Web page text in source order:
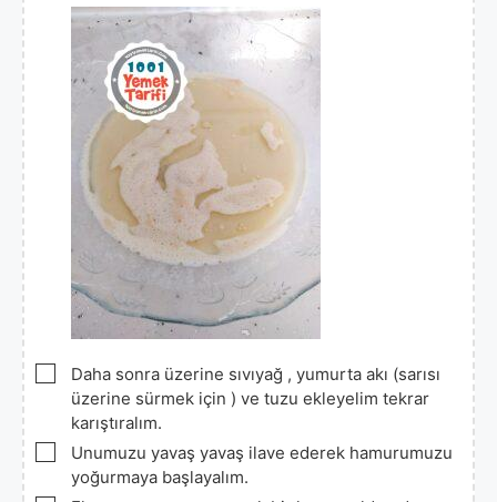
▢
Daha sonra üzerine sıvıyağ , yumurta akı (sarısı
üzerine sürmek için ) ve tuzu ekleyelim tekrar
karıştıralım.
▢Unumuzu yavaş yavaş ilave ederek hamurumuzu
yoğurmaya başlayalım.